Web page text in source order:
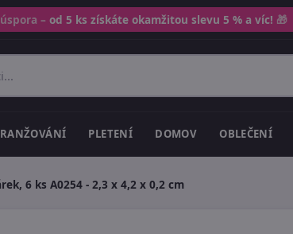
– od 5 ks získáte okamžitou slevu 5 % a víc! 🎁
PLETENÍ DOMOV OBLEČENÍ
6 ks A0254 - 2,3 x 4,2 x 0,2 cm